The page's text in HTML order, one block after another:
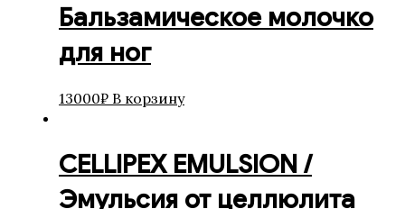
Бальзамическое молочко
для ног
13000₽ В корзину
CELLIPEX EMULSION /
Эмульсия от целлюлита